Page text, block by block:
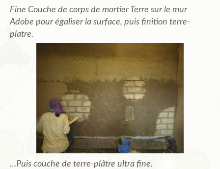
Fine Couche de corps de mortier Terre sur le mur
Adobe pour égaliser la surface, puis finition terre-
platre.
…Puis couche de terre-plâtre ultra fine.